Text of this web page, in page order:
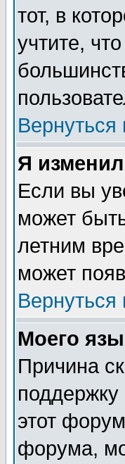
тот, в
учтите,
Вернуться
Я
Если вы
может
летним
может
Вернуться
Моего
Причина
этот
форума,